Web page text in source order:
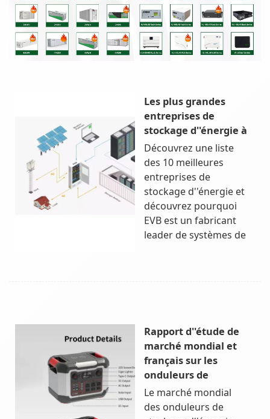
Les plus grandes
entreprises de
stockage d''énergie à
Découvrez une liste
des 10 meilleures
entreprises de
stockage d''énergie et
découvrez pourquoi
EVB est un fabricant
leader de systèmes de
Rapport d''étude de
marché mondial et
français sur les
onduleurs de
Le marché mondial
des onduleurs de